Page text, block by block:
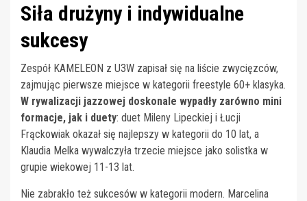
Siła drużyny i indywidualne
sukcesy
Zespół KAMELEON z U3W zapisał się na liście zwycięzców,
zajmując pierwsze miejsce w kategorii freestyle 60+ klasyka.
W rywalizacji jazzowej doskonale wypadły zarówno mini
formacje, jak i duety: duet Mileny Lipeckiej i Łucji
Frąckowiak okazał się najlepszy w kategorii do 10 lat, a
Klaudia Melka wywalczyła trzecie miejsce jako solistka w
grupie wiekowej 11-13 lat.
Nie zabrakło też sukcesów w kategorii modern. Marcelina